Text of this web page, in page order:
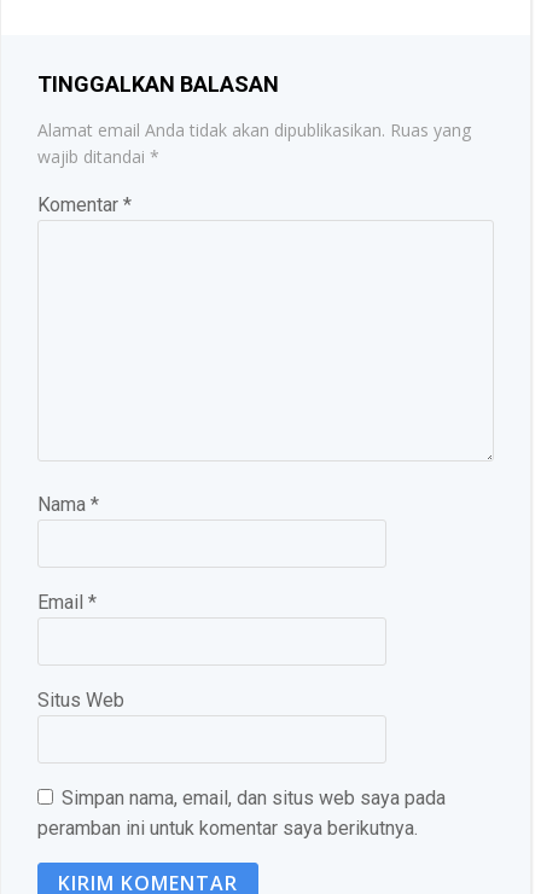
TINGGALKAN BALASAN
Alamat email Anda tidak akan dipublikasikan. Ruas yang
wajib ditandai *
Komentar *
Nama *
Email *
Situs Web
Simpan nama, email, dan situs web saya pada
peramban ini untuk komentar saya berikutnya.